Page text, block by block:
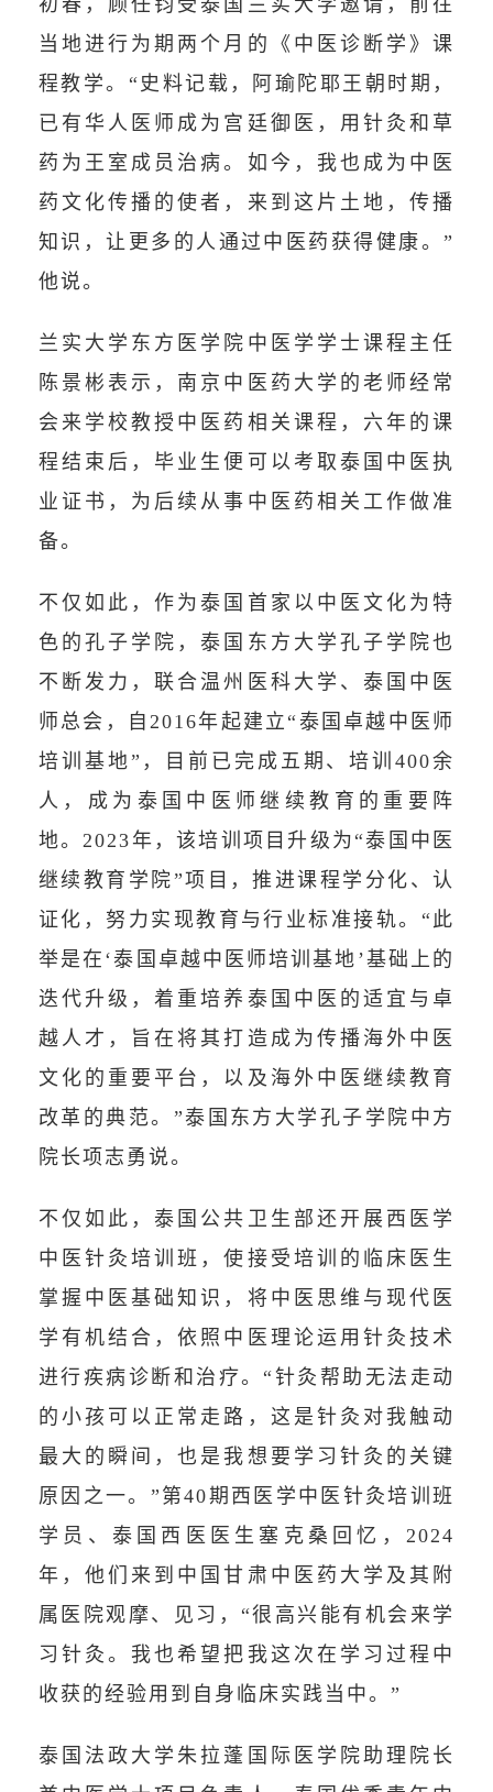
当地进行为期两个月的《中医诊断学》课
程教学。“史料记载，阿瑜陀耶王朝时期，
已有华人医师成为宫廷御医，用针灸和草
药为王室成员治病。如今，我也成为中医
药文化传播的使者，来到这片土地，传播
知识，让更多的人通过中医药获得健康。”
他说。
兰实大学东方医学院中医学学士课程主任
陈景彬表示，南京中医药大学的老师经常
会来学校教授中医药相关课程，六年的课
程结束后，毕业生便可以考取泰国中医执
业证书，为后续从事中医药相关工作做准
备。
不仅如此，作为泰国首家以中医文化为特
色的孔子学院，泰国东方大学孔子学院也
不断发力，联合温州医科大学、泰国中医
师总会，自2016年起建立“泰国卓越中医师
培训基地”，目前已完成五期、培训400余
人，成为泰国中医师继续教育的重要阵
地。2023年，该培训项目升级为“泰国中医
继续教育学院”项目，推进课程学分化、认
证化，努力实现教育与行业标准接轨。“此
举是在‘泰国卓越中医师培训基地’基础上的
迭代升级，着重培养泰国中医的适宜与卓
越人才，旨在将其打造成为传播海外中医
文化的重要平台，以及海外中医继续教育
改革的典范。”泰国东方大学孔子学院中方
院长项志勇说。
不仅如此，泰国公共卫生部还开展西医学
中医针灸培训班，使接受培训的临床医生
掌握中医基础知识，将中医思维与现代医
学有机结合，依照中医理论运用针灸技术
进行疾病诊断和治疗。“针灸帮助无法走动
的小孩可以正常走路，这是针灸对我触动
最大的瞬间，也是我想要学习针灸的关键
原因之一。”第40期西医学中医针灸培训班
学员、泰国西医医生塞克桑回忆，2024
年，他们来到中国甘肃中医药大学及其附
属医院观摩、见习，“很高兴能有机会来学
习针灸。我也希望把我这次在学习过程中
收获的经验用到自身临床实践当中。”
泰国法政大学朱拉蓬国际医学院助理院长